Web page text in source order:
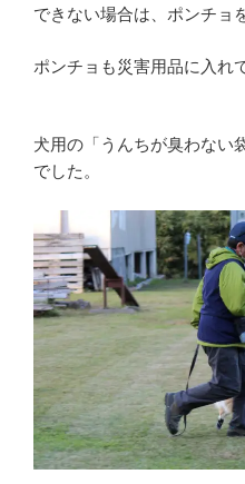
できない場合は、ポンチョ
ポンチョも災害用品に入れ
犬用の「うんちが臭わない
でした。